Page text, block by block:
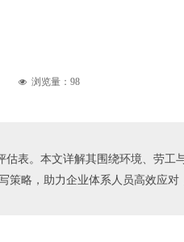
넶 浏览量： 98
估表。本文详解其围绕环境、劳
策略，助力企业体系人员高效应对